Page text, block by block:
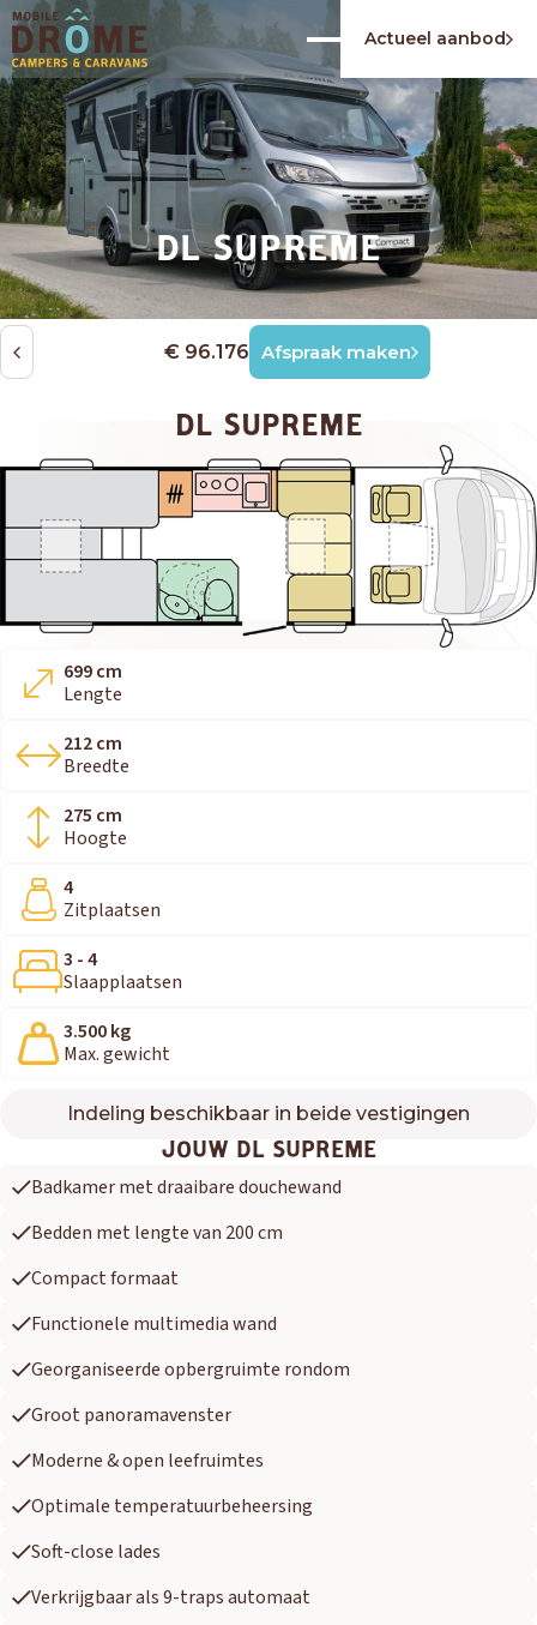
Actueel aanbod
DL SUPREME
€ 96.176 Afspraak maken
DL SUPREME
699 cm
Lengte
212 cm
Breedte
275 cm
Hoogte
4
Zitplaatsen
3 - 4
Slaapplaatsen
3.500 kg
Max. gewicht
Indeling beschikbaar in beide vestigingen
DL SUPREME
JOUW DL SUPREME
Badkamer met draaibare douchewand
Bedden met lengte van 200 cm
Compact formaat
Functionele multimedia wand
Georganiseerde opbergruimte rondom
Groot panoramavenster
Moderne & open leefruimtes
Optimale temperatuurbeheersing
Soft-close lades
Verkrijgbaar als 9-traps automaat